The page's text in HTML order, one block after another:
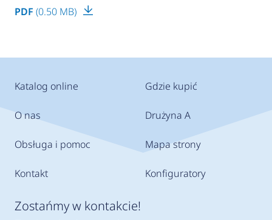
PDF (0.50 MB)
Katalog online
O nas
Obsługa i pomoc
Kontakt
Gdzie kupić
Drużyna A
Mapa strony
Konfiguratory
Zostańmy w kontakcie!